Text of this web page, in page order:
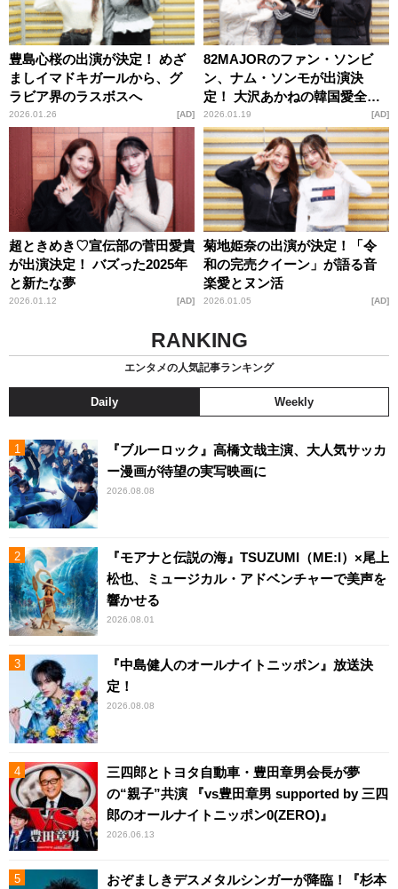
豊島心桜の出演が決定！ めざ
ましイマドキガールから、グ
ラビア界のラスボスへ
2026.01.26 AD
82MAJORのファン・ソンビ
ン、ナム・ソンモが出演決
定！ 大沢あかねの韓国愛全開
でK-POP次世代の魅力に迫る
2026.01.19 AD
超ときめき♡宣伝部の菅田愛貴
が出演決定！ バズった2025年
と新たな夢
2026.01.12 AD
菊地姫奈の出演が決定！「令
和の完売クイーン」が語る音
楽愛とヌン活
2026.01.05 AD
RANKING
エンタメの人気記事ランキング
Daily Weekly
『ブルーロック』高橋文哉主演、大人気サッカ
ー漫画が待望の実写映画に
2026.08.08
『モアナと伝説の海』TSUZUMI（ME:I）×尾上
松也、ミュージカル・アドベンチャーで美声を
響かせる
2026.08.01
『中島健人のオールナイトニッポン』放送決
定！
2026.08.08
三四郎とトヨタ自動車・豊田章男会長が夢
の“親子”共演 『vs豊田章男 supported by 三四
郎のオールナイトニッポン0(ZERO)』
2026.06.13
おぞましきデスメタルシンガーが降臨！『杉本